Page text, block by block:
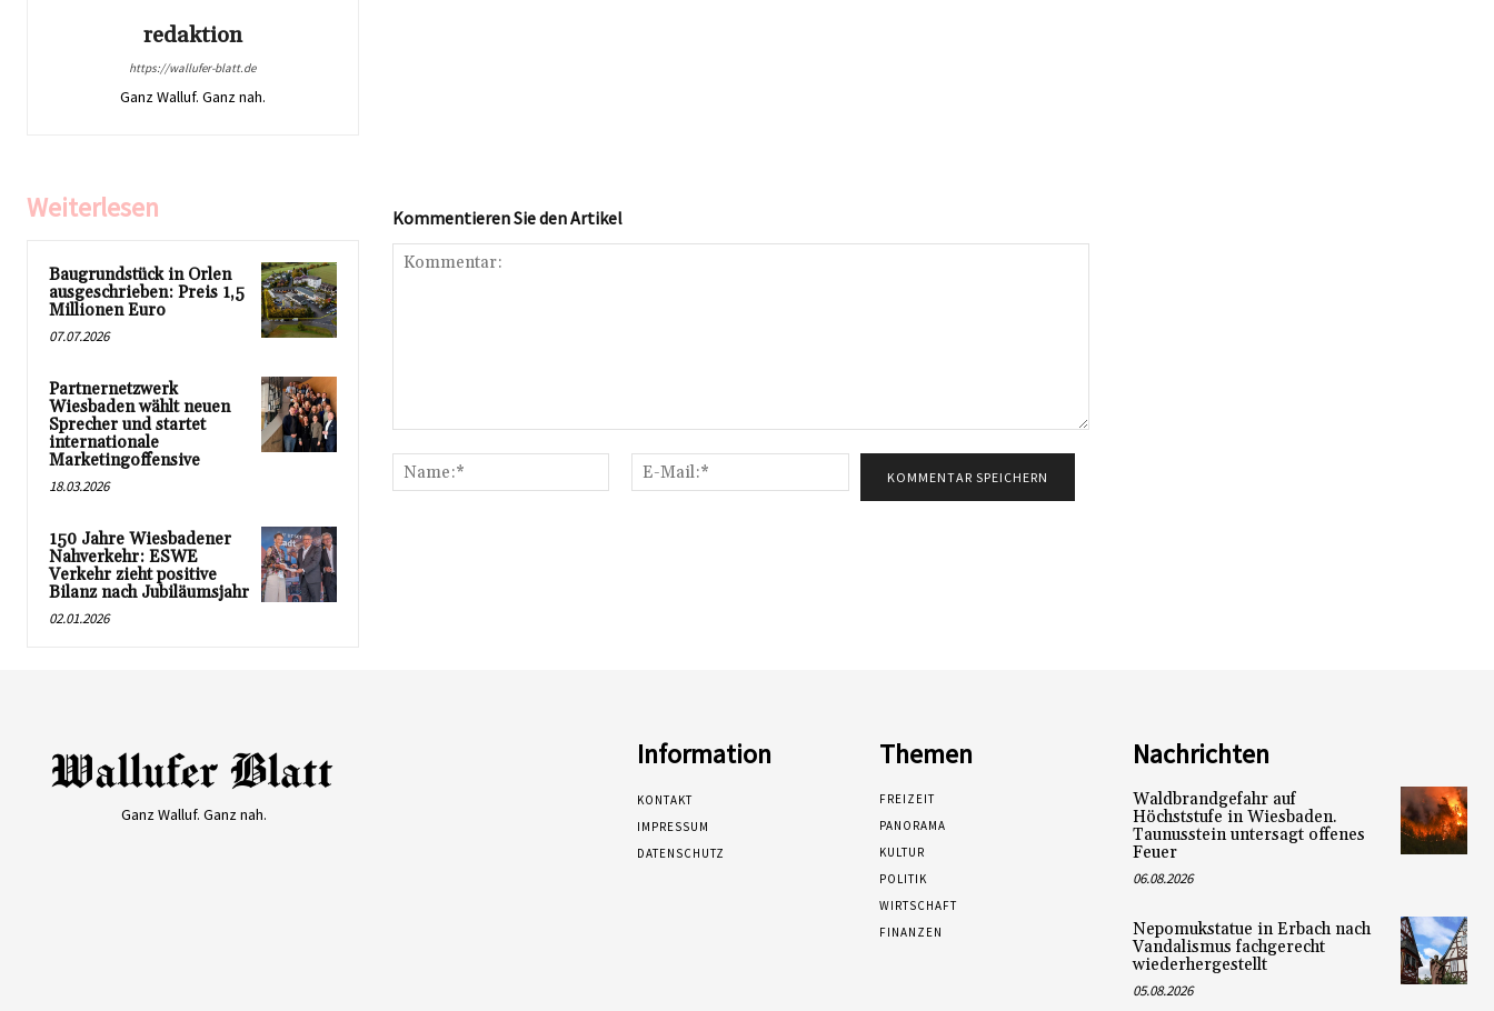
redaktion
https://wallufer-blatt.de
Ganz Walluf. Ganz nah.
Weiterlesen
Baugrundstück in Orlen
ausgeschrieben: Preis 1,5
Millionen Euro
07.07.2026
Partnernetzwerk
Wiesbaden wählt neuen
Sprecher und startet
internationale
Marketingoffensive
18.03.2026
150 Jahre Wiesbadener
Nahverkehr: ESWE
Verkehr zieht positive
Bilanz nach Jubiläumsjahr
02.01.2026
Kommentieren Sie den Artikel
Name:*
Mail:*
Ganz Walluf. Ganz nah.
Information
KONTAKT
IMPRESSUM
DATENSCHUTZ
Themen
FREIZEIT
PANORAMA
KULTUR
POLITIK
WIRTSCHAFT
FINANZEN
Nachrichten
Waldbrandgefahr auf
Höchststufe in Wiesbaden.
Taunusstein untersagt offenes
Feuer
06.08.2026
Nepomukstatue in Erbach nach
Vandalismus fachgerecht
wiederhergestellt
05.08.2026